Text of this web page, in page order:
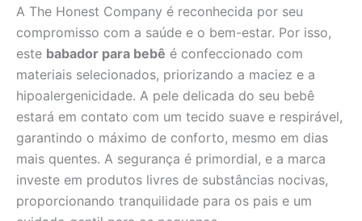
A The Honest Company é reconhecida por seu
compromisso com a saúde e o bem-estar. Por isso,
este babador para bebê é confeccionado com
materiais selecionados, priorizando a maciez e a
hipoalergenicidade. A pele delicada do seu bebê
estará em contato com um tecido suave e respirável,
garantindo o máximo de conforto, mesmo em dias
mais quentes. A segurança é primordial, e a marca
investe em produtos livres de substâncias nocivas,
proporcionando tranquilidade para os pais e um